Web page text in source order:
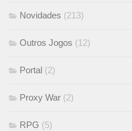
Novidades (213)
Outros Jogos (12)
Portal (2)
Proxy War (2)
RPG (5)